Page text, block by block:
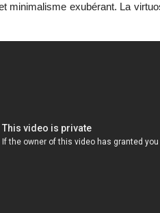
minimalisme exubérant. La